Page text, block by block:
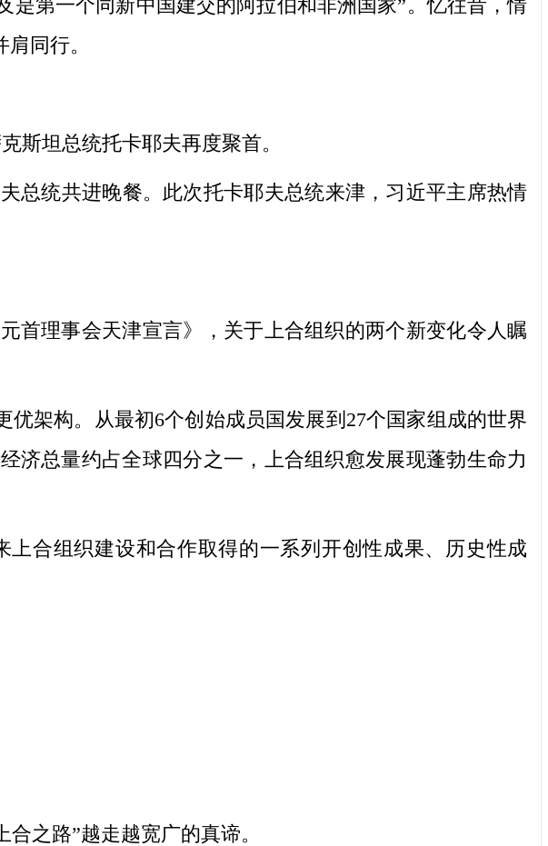
第一个同新中国建交的阿拉伯和非洲国家”。忆往昔，情
同行。
坦总统托卡耶夫再度聚首。
统共进晚餐。此次托卡耶夫总统来津，习近平主席热情
理事会天津宣言》，关于上合组织的两个新变化令人瞩
架构。从最初6个创始成员国发展到27个国家组成的世界
济总量约占全球四分之一，上合组织愈发展现蓬勃生命力
合组织建设和合作取得的一系列开创性成果、历史性成
之路”越走越宽广的真谛。